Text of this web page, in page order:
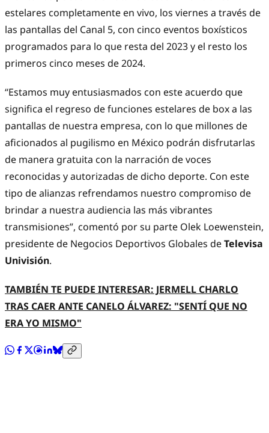
estelares completamente en vivo, los viernes a través de
las pantallas del Canal 5, con cinco eventos boxísticos
programados para lo que resta del 2023 y el resto los
primeros cinco meses de 2024.
“Estamos muy entusiasmados con este acuerdo que
significa el regreso de funciones estelares de box a las
pantallas de nuestra empresa, con lo que millones de
aficionados al pugilismo en México podrán disfrutarlas
de manera gratuita con la narración de voces
reconocidas y autorizadas de dicho deporte. Con este
tipo de alianzas refrendamos nuestro compromiso de
brindar a nuestra audiencia las más vibrantes
transmisiones”, comentó por su parte Olek Loewenstein,
presidente de Negocios Deportivos Globales deTelevisa
Univisión.
TAMBIÉN TE PUEDE INTERESAR: JERMELL CHARLO
TRAS CAER ANTE CANELO ÁLVAREZ: "SENTÍ QUE NO
ERA YO MISMO"